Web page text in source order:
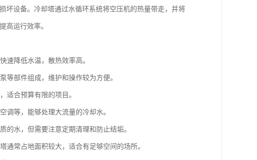
坏设备。冷却塔通过水循环系统将空压机的热量带走，并将
高运行效率。
速降低水温，散热效率高。
等部件组成，维护和操作较为方便。
适合预算有限的项目。
调等，能够处理大流量的冷却水。
的水，但需要注意定期清理和防止结垢。
通常占地面积较大，适合有足够空间的场所。